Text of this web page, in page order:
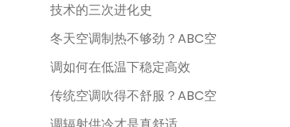
技术的三次进化史
冬天空调制热不够劲？ABC空
调如何在低温下稳定高效
传统空调吹得不舒服？ABC空